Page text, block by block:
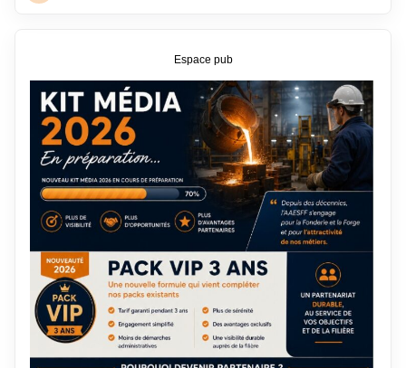
Espace pub